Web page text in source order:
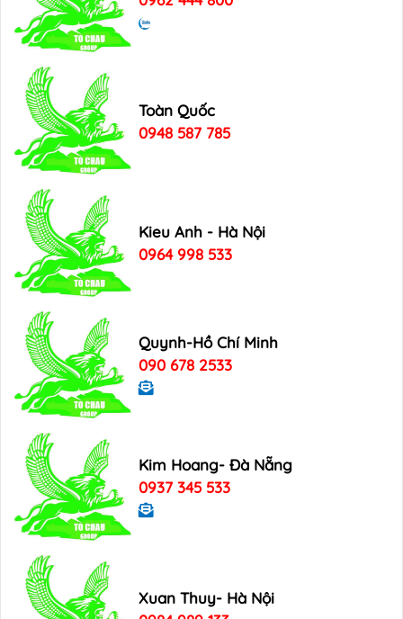
Toàn Quốc
0948 587 785
Kieu Anh - Hà Nội
0964 998 533
Quynh-Hồ Chí Minh
090 678 2533
Kim Hoang- Đà Nẵng
0937 345 533
Xuan Thuy- Hà Nội